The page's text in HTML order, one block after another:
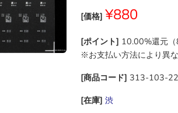
[価格] ¥880
[ポイント] 10.00%還元（
※お支払い方法により異
[商品コード] 313-103-
[在庫] 渋